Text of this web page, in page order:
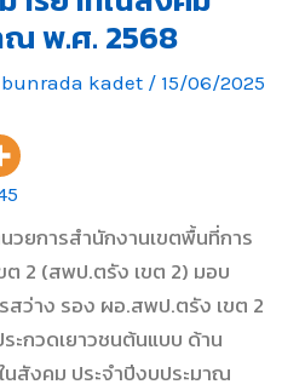
ณ พ.ศ. 2568
bunrada kadet / 15/06/2025
วยการสำนักงานเขตพื้นที่การ
ต 2 (สพป.ตรัง เขต 2) มอบ
สว่าง รอง ผอ.สพป.ตรัง เขต 2
ะกวดเยาวชนต้นแบบ ด้าน
นสังคม ประจำปีงบประมาณ